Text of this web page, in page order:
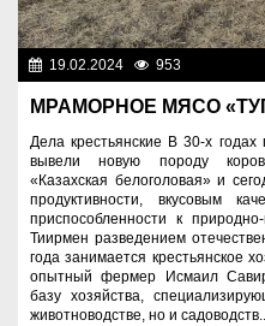
19.02.2024 953
МРАМОРНОЕ МЯСО
Дела крестьянские В 30-х
вывели новую породу коров
«Казахская белоголовая» и
продуктивности, вкусовым
приспособленности к
Тиирмен разведением
года занимается крестьянское
опытный фермер Исмаил
базу хозяйства,
животноводстве, но и